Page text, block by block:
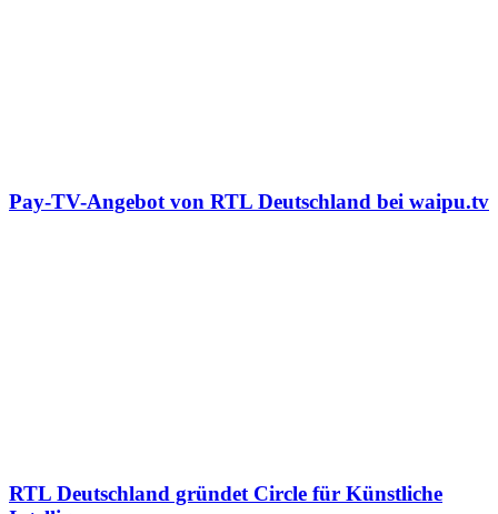
Pay-TV-Angebot von RTL Deutschland bei waipu.tv
RTL Deutschland gründet Circle für Künstliche